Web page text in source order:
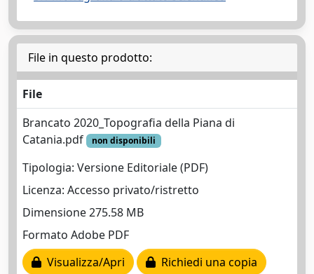
File in questo prodotto:
File
Brancato 2020_Topografia della Piana di
Catania.pdf
non disponibili
Tipologia: Versione Editoriale (PDF)
Licenza: Accesso privato/ristretto
Dimensione 275.58 MB
Formato Adobe PDF
Visualizza/Apri
Richiedi una copia